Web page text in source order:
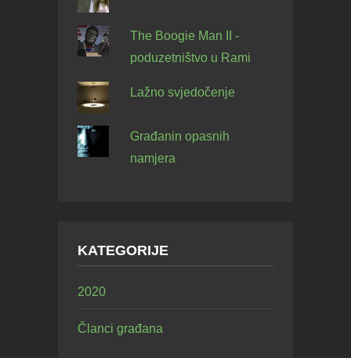
The Boogie Man II -
poduzetništvo u Rami
Lažno svjedočenje
Građanin opasnih
namjera
KATEGORIJE
2020
Članci građana